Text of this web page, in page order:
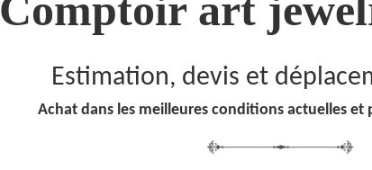
Estimation, devis et
Achat dans les meilleures conditions actuelles